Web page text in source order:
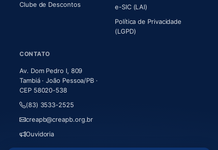
Clube de Descontos
e-SIC (LAI)
Política de Privacidade
(LGPD)
CONTATO
Av. Dom Pedro I, 809
Tambiá · João Pessoa/PB ·
CEP 58020-538
(83) 3533-2525
creapb@creapb.org.br
Ouvidoria